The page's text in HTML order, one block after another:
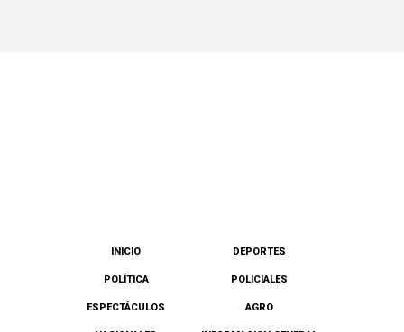
INICIO DEPORTES
POLÍTICA POLICIALES
ESPECTÁCULOS AGRO